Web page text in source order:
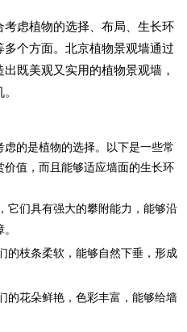
虑植物的选择、布局、生长环
个方面。北京植物景观墙通过
既美观又实用的植物景观墙，
的是植物的选择。以下是一些常
值，而且能够适应墙面的生长环
它们具有强大的攀附能力，能够沿
的枝条柔软，能够自然下垂，形成
的花朵鲜艳，色彩丰富，能够给墙